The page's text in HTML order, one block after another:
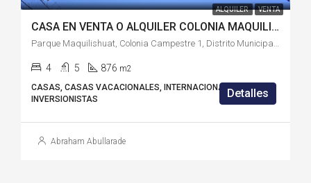
ALQUILER VENTA
CASA EN VENTA O ALQUILER COLONIA MAQUILISHUAT – SS1834HC
Parque Maquilishuat, Colonia Campestre 1, Distrito Municipal 3, San Salvador, San Salvador Centro, San Salvador, El Salvador
4 5 876 m2
CASAS, CASAS VACACIONALES, INTERNACIONALES,
INVERSIONISTAS
Detalles
Abraham Abullarade